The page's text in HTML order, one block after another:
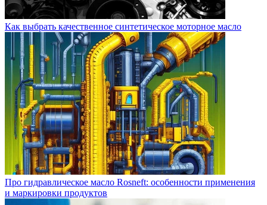
Как выбрать качественное синтетическое моторное масло
Про гидравлическое масло Rosneft: особенности применения
и маркировки продуктов